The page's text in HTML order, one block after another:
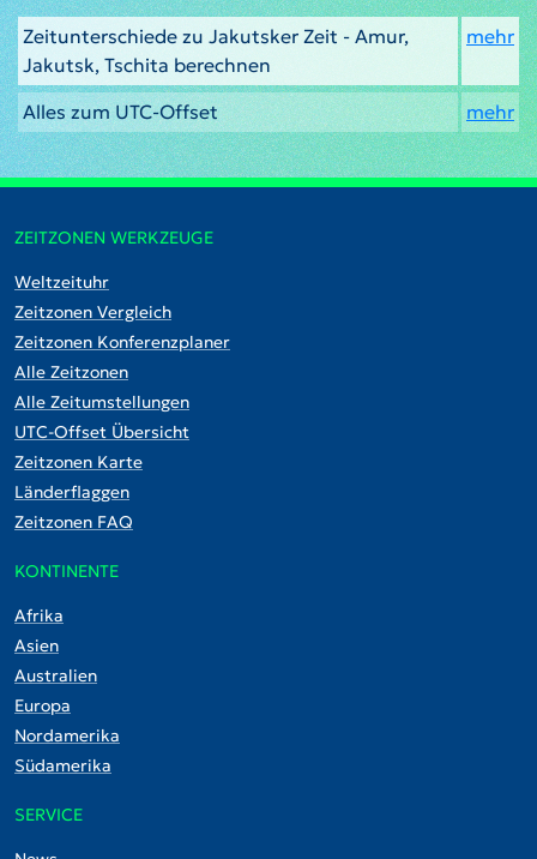
Zeitunterschiede zu Jakutsker Zeit - Amur,
Jakutsk, Tschita berechnen
mehr
Alles zum UTC-Offset mehr
ZEITZONEN WERKZEUGE
Weltzeituhr
Zeitzonen Vergleich
Zeitzonen Konferenzplaner
Alle Zeitzonen
Alle Zeitumstellungen
UTC-Offset Übersicht
Zeitzonen Karte
Länderflaggen
Zeitzonen FAQ
KONTINENTE
Afrika
Asien
Australien
Europa
Nordamerika
Südamerika
SERVICE